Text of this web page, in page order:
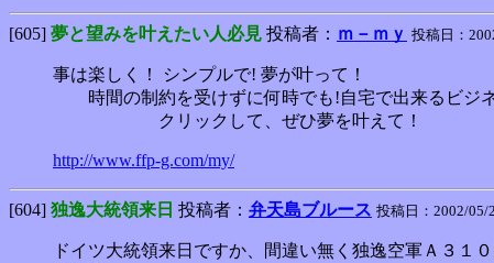
[605] 夢と望みを叶えたい人必見 投稿者： ｍ－ｍｙ 投稿日：
事は楽しく！ シンプルで! 夢が叶って！
時間の制約を受けずに何時でも!自宅で出来るビジネ
クリックして、ぜひ夢を叶えて！
http://www.ffp-g.com/my/
[604] 独逸大統領来日 投稿者： 弁天島ブルース 投稿日：2002/05/
ドイツ大統領来日ですか、間違い無く独逸空軍Ａ３１